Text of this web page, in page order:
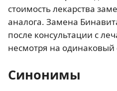
стоимость лекарства
аналога. Замена
после консультации с
несмотря на одинаковый
Синонимы